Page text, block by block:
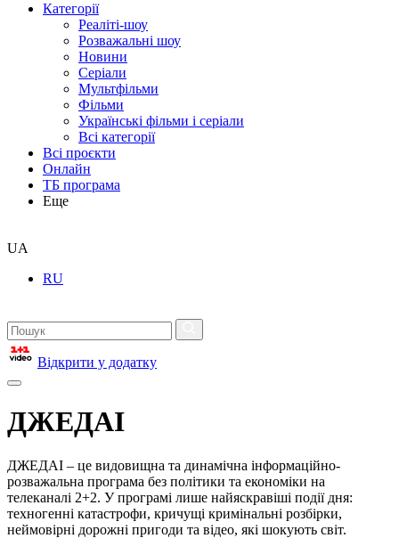
Категорії
Реаліті-шоу
Розважальні шоу
Новини
Серіали
Мультфільми
Фільми
Українські фільми і серіали
Всі категорії
Всі проєкти
Онлайн
ТБ програма
Еще
UA
RU
Відкрити у додатку
ДЖЕДАІ
ДЖЕДАІ – це видовищна та динамічна інформаційно-
розважальна програма без політики та економіки на
телеканалі 2+2. У програмі лише найяскравіші події дня:
техногенні катастрофи, кричущі кримінальні розбірки,
неймовірні дорожні пригоди та відео, які шокують світ.